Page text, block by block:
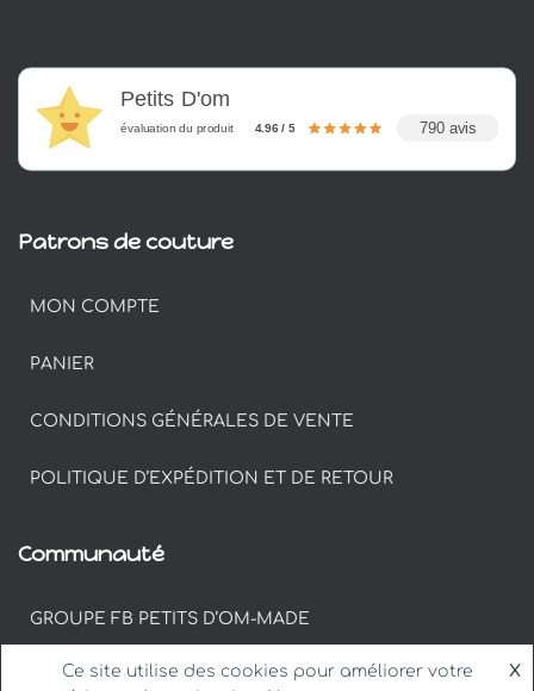
Petits D'om
évaluation du produit 4.96 / 5 790 avis
Patrons de couture
MON COMPTE
PANIER
CONDITIONS GÉNÉRALES DE VENTE
POLITIQUE D’EXPÉDITION ET DE RETOUR
Communauté
GROUPE FB PETITS D’OM-MADE
#PETITSDOM SUR INSTAGRAM
Ce site utilise des cookies pour améliorer votre
X